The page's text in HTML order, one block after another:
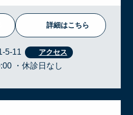
詳細はこちら
5-11
・休診日なし